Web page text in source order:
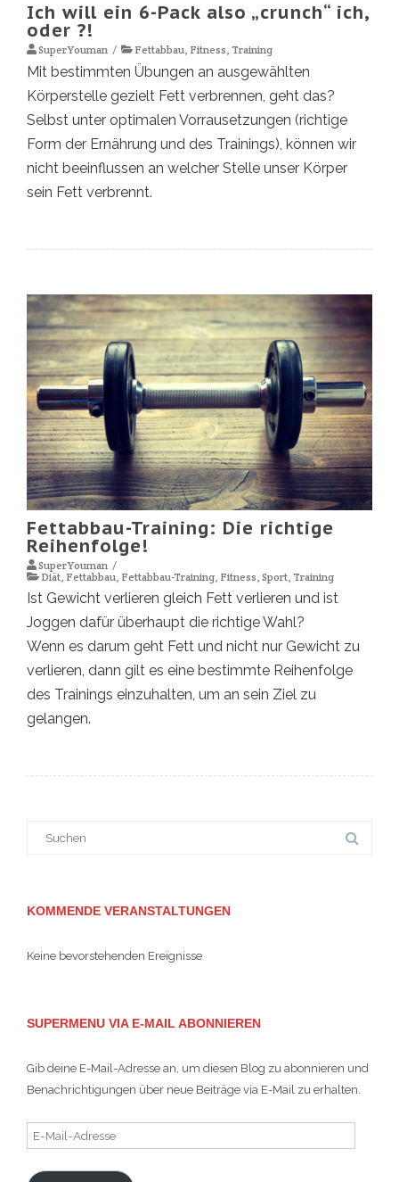
Ich will ein 6-Pack also „crunch“ ich,
oder ?!
SuperYouman Fettabbau Fitness Training
Mit bestimmten Übungen an ausgewählten
Körperstelle gezielt Fett verbrennen, geht das?
Selbst unter optimalen Vorrausetzungen (richtige
Form der Ernährung und des Trainings), können wir
nicht beeinflussen an welcher Stelle unser Körper
sein Fett verbrennt.
Fettabbau-Training: Die richtige
Reihenfolge!
SuperYouman
Diät, Fettabbau Fettabbau-Training, Fitness Sport, Training
Ist Gewicht verlieren gleich Fett verlieren und ist
Joggen dafür überhaupt die richtige Wahl?
Wenn es darum geht Fett und nicht nur Gewicht zu
verlieren, dann gilt es eine bestimmte Reihenfolge
des Trainings einzuhalten, um an sein Ziel zu
gelangen.
KOMMENDE VERANSTALTUNGEN
Keine bevorstehenden Ereignisse
SUPERMENU VIA E-MAIL ABONNIEREN
Gib deine E-Mail-Adresse an, um diesen Blog zu abonnieren und
Benachrichtigungen über neue Beiträge via E-Mail zu erhalten.
E-
Mail-
Adresse